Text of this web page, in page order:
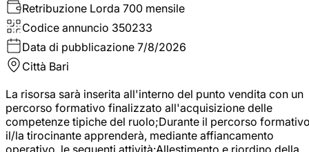
Retribuzione Lorda 700 mensile
Codice annuncio 350233
Data di pubblicazione 7/8/2026
Città Bari
La risorsa sarà inserita all'interno del punto vendita con un
percorso formativo finalizzato all'acquisizione delle
competenze tipiche del ruolo;Durante il percorso
il/la tirocinante apprenderà, mediante affiancamento
operativo, le seguenti attività:Allestimento e riordino della